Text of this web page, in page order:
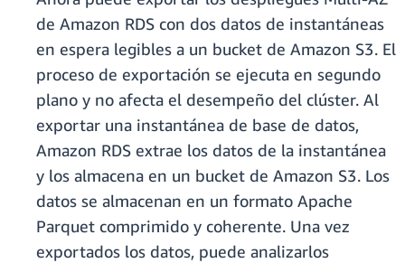
de Amazon RDS con dos datos de instantáneas
en espera legibles a un bucket de Amazon S3. El
proceso de exportación se ejecuta en segundo
plano y no afecta el desempeño del clúster. Al
exportar una instantánea de base de datos,
Amazon RDS extrae los datos de la instantánea
y los almacena en un bucket de Amazon S3. Los
datos se almacenan en un formato Apache
Parquet comprimido y coherente. Una vez
exportados los datos, puede analizarlos